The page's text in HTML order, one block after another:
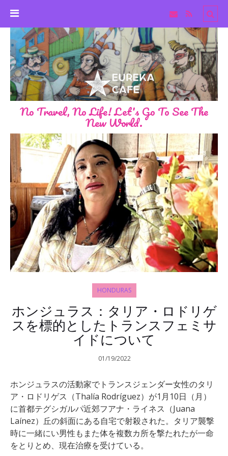
No Travel, No Life! Let's Go To See The
New World.
HONDURAS
ホンジュラス：タリア・ロドリゲ
スを標的としたトランスフェミサ
イドについて
01/19/2022
ホンジュラスの活動家でトランスジェンダー女性のタリ
ア・ロドリゲス（Thalía Rodríguez）が1月10日（月）
に首都テグシガルパ近郊フアナ・ライネス（Juana
Laínez）丘の斜面にある自宅で射殺された。タリア襲撃
時に一緒にい男性もまた体を複数カ所を撃たれたが一命
をとりとめ、現在治療を受けている。